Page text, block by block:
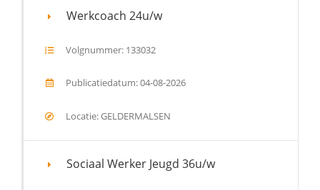
Werkcoach 24u/w
Volgnummer: 133032
Publicatiedatum: 04-08-2026
Locatie: GELDERMALSEN
Sociaal Werker Jeugd 36u/w